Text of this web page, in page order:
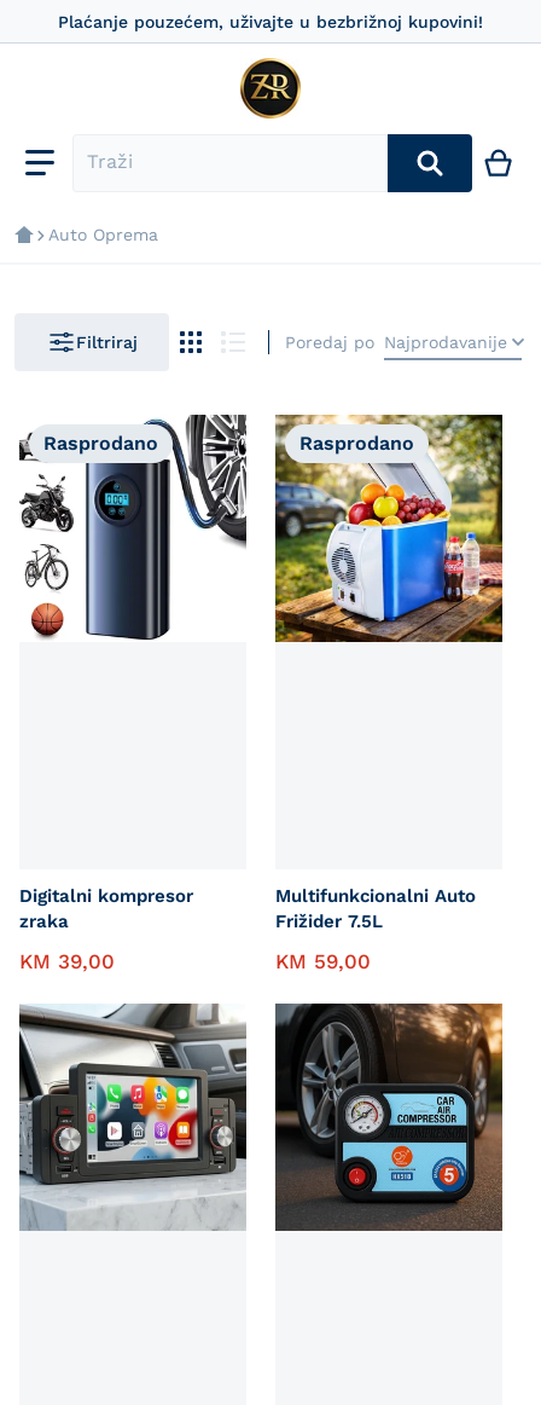
Plaćanje pouzećem, uživajte u bezbrižnoj kupovini!
Auto Oprema
Filtriraj Poredaj po Najprodavanije
Rasprodano
Digitalni kompresor
zraka
KM 39,00
Rasprodano
Multifunkcionalni Auto
Frižider 7.5L
KM 59,00